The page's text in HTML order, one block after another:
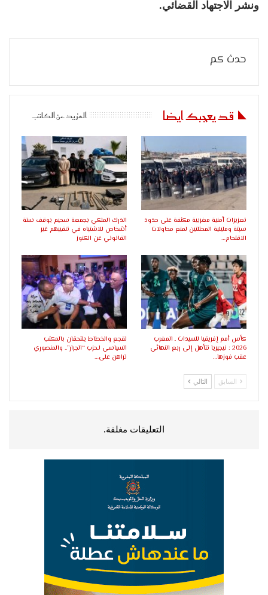
ونشر الاجتهاد القضائي.
حدث كم
قد يعجبك ايضا المزيد عن الكاتب
تعزيزات أمنية مغربية مكثفة على حدود
سبتة ومليلية المحتلتين لمنع محاولات
الاقتحام…
الدرك الملكي بجمعة سحيم يوقف ستة
أشخاص للاشتباه في تنقيبهم غير
القانوني عن الكنوز
كأس أمم إفريقيا للسيدات ـ المغرب
2026 : نيجيريا تتأهل إلى ربع النهائي
عقب فوزها…
لقجع والخطاط يلتحقان بالمكتب
السياسي لـحزب “الجرار”.. والمنصوري
تراهن على…
السابق التالي
التعليقات مغلقة.